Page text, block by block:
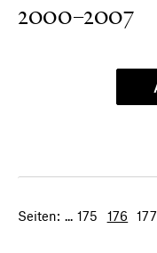
2000–2007
Seiten: ... 175 176 177